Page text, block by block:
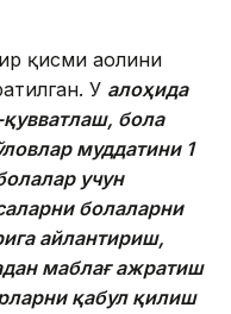
қисми аҳолини
У алоҳида
бола
муддатини 1
учун
болаларни
айлантириш,
маблағ ажратиш
қабул қилиш